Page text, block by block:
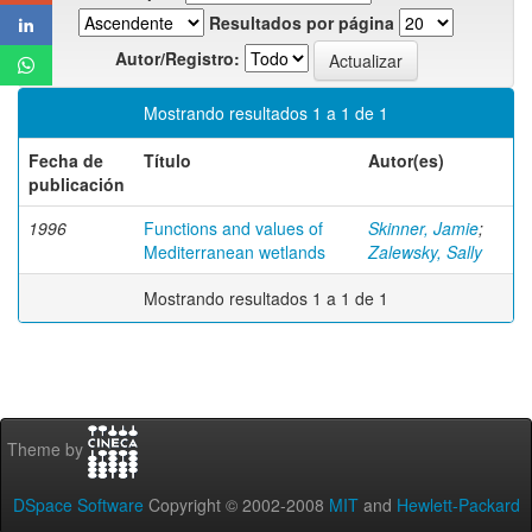
Resultados por página
Autor/Registro:
Mostrando resultados 1 a 1 de 1
Fecha de
publicación
Título Autor(es)
1996
Functions and values of
Mediterranean wetlands
Skinner, Jamie;
Zalewsky, Sally
Mostrando resultados 1 a 1 de 1
Theme by
DSpace Software Copyright © 2002-2008 MIT and Hewlett-Packard